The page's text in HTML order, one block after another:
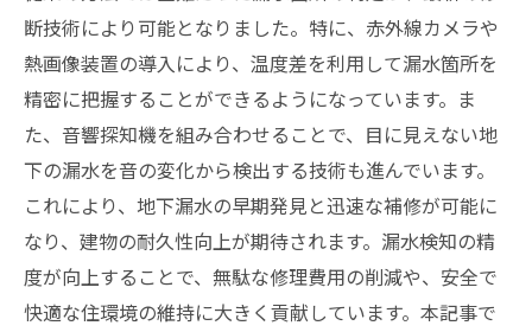
補修箇所の耐久性を高めるポイント
効果的な清掃とメンテナンス方法
異常を早期発見するための監視体制
長期的なメンテナンス計画の策定
季節ごとの対応策とその実践
断技術により可能となりました。特に、赤外線カメラや
熱画像装置の導入により、温度差を利用して漏水箇所を
精密に把握することができるようになっています。ま
た、音響探知機を組み合わせることで、目に見えない地
下の漏水を音の変化から検出する技術も進んでいます。
これにより、地下漏水の早期発見と迅速な補修が可能に
なり、建物の耐久性向上が期待されます。漏水検知の精
度が向上することで、無駄な修理費用の削減や、安全で
快適な住環境の維持に大きく貢献しています。本記事で